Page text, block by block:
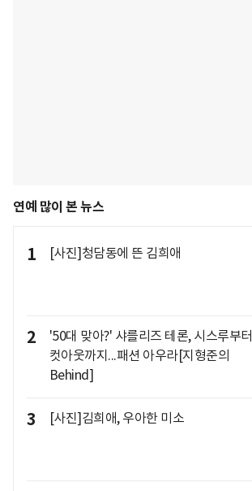
연예 많이 본 뉴스
1 [사진]청담동에 뜬 김희애
2
'50대 맞아?' 샤를리즈 테론, 시스루부터
컷아웃까지...패션 아우라[지형준의
Behind]
3 [사진]김희애, 우아한 미소